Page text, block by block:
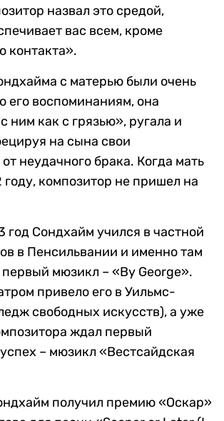
назвал это средой,
вас всем, кроме
контакта».
с матерью были очень
его воспоминаниям, она
ним как с грязью», ругала и
на сына свои
неудачного брака. Когда мать
году, композитор не пришел на
год Сондхайм учился в частной
в Пенсильвании и именно там
мюзикл – «By George».
привело его в Уильмс-
свободных искусств), а уже
ждал первый
– мюзикл «Вестсайдская
получил премию «Оскар»